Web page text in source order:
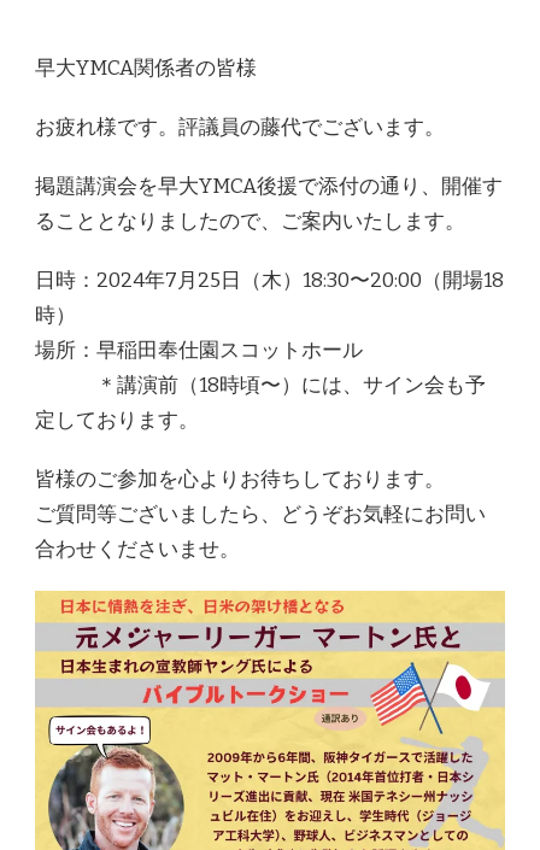
ン
イ
ブ
タ
ご
案
早大YMCA関係者の皆様
お疲れ様です。評議員の藤代でございます。
掲題講演会を早大YMCA後援で添付の通り、開催す
ることとなりましたので、ご案内いたします。
日時：2024年7月25日（木）18:30〜20:00（開場18
時）
場所：早稲田奉仕園スコットホール
＊講演前（18時頃〜）には、サイン会も予
定しております。
皆様のご参加を心よりお待ちしております。
ご質問等ございましたら、どうぞお気軽にお問い
合わせくださいませ。